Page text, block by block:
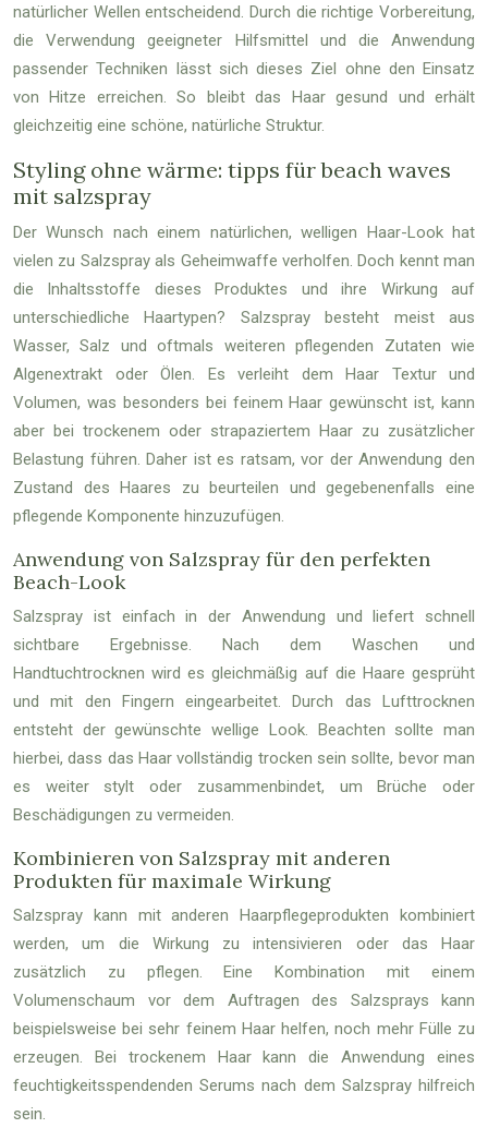
natürlicher Wellen entscheidend. Durch die richtige Vorbereitung,
die Verwendung geeigneter Hilfsmittel und die Anwendung
passender Techniken lässt sich dieses Ziel ohne den Einsatz
von Hitze erreichen. So bleibt das Haar gesund und erhält
gleichzeitig eine schöne, natürliche Struktur.
Styling ohne wärme: tipps für beach waves
mit salzspray
Der Wunsch nach einem natürlichen, welligen Haar-Look hat
vielen zu Salzspray als Geheimwaffe verholfen. Doch kennt man
die Inhaltsstoffe dieses Produktes und ihre Wirkung auf
unterschiedliche Haartypen? Salzspray besteht meist aus
Wasser, Salz und oftmals weiteren pflegenden Zutaten wie
Algenextrakt oder Ölen. Es verleiht dem Haar Textur und
Volumen, was besonders bei feinem Haar gewünscht ist, kann
aber bei trockenem oder strapaziertem Haar zu zusätzlicher
Belastung führen. Daher ist es ratsam, vor der Anwendung den
Zustand des Haares zu beurteilen und gegebenenfalls eine
pflegende Komponente hinzuzufügen.
Anwendung von Salzspray für den perfekten
Beach-Look
Salzspray ist einfach in der Anwendung und liefert schnell
sichtbare Ergebnisse. Nach dem Waschen und
Handtuchtrocknen wird es gleichmäßig auf die Haare gesprüht
und mit den Fingern eingearbeitet. Durch das Lufttrocknen
entsteht der gewünschte wellige Look. Beachten sollte man
hierbei, dass das Haar vollständig trocken sein sollte, bevor man
es weiter stylt oder zusammenbindet, um Brüche oder
Beschädigungen zu vermeiden.
Kombinieren von Salzspray mit anderen
Produkten für maximale Wirkung
Salzspray kann mit anderen Haarpflegeprodukten kombiniert
werden, um die Wirkung zu intensivieren oder das Haar
zusätzlich zu pflegen. Eine Kombination mit einem
Volumenschaum vor dem Auftragen des Salzsprays kann
beispielsweise bei sehr feinem Haar helfen, noch mehr Fülle zu
erzeugen. Bei trockenem Haar kann die Anwendung eines
feuchtigkeitsspendenden Serums nach dem Salzspray hilfreich
sein.